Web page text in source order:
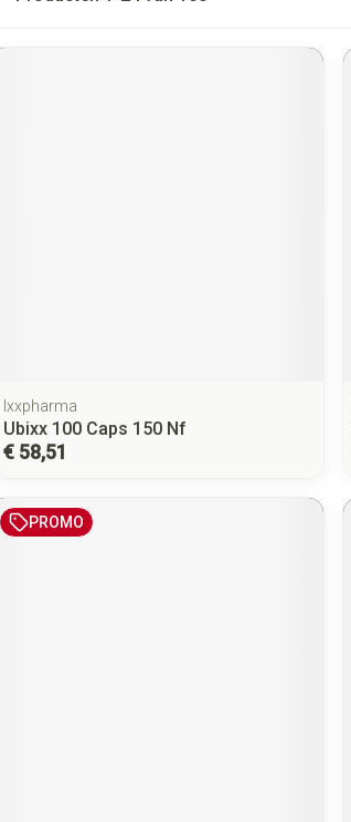
Ixxpharma
Ubixx 100 Caps 150 Nf
€ 58,51
PROMO